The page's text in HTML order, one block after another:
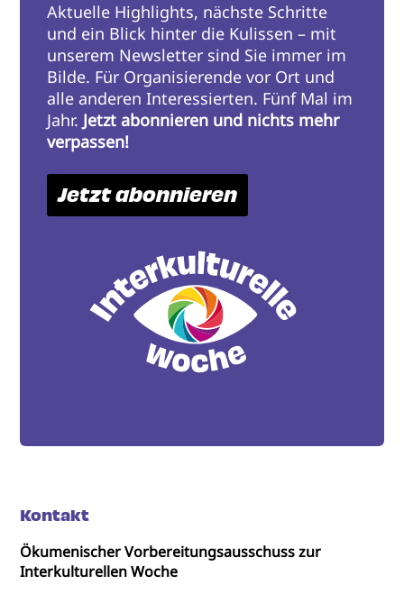
Aktuelle Highlights, nächste Schritte
und ein Blick hinter die Kulissen – mit
unserem Newsletter sind Sie immer im
Bilde. Für Organisierende vor Ort und
alle anderen Interessierten. Fünf Mal im
Jahr. Jetzt abonnieren und nichts mehr
verpassen!
Jetzt abonnieren
Kontakt
Ökumenischer Vorbereitungsausschuss zur
Interkulturellen Woche